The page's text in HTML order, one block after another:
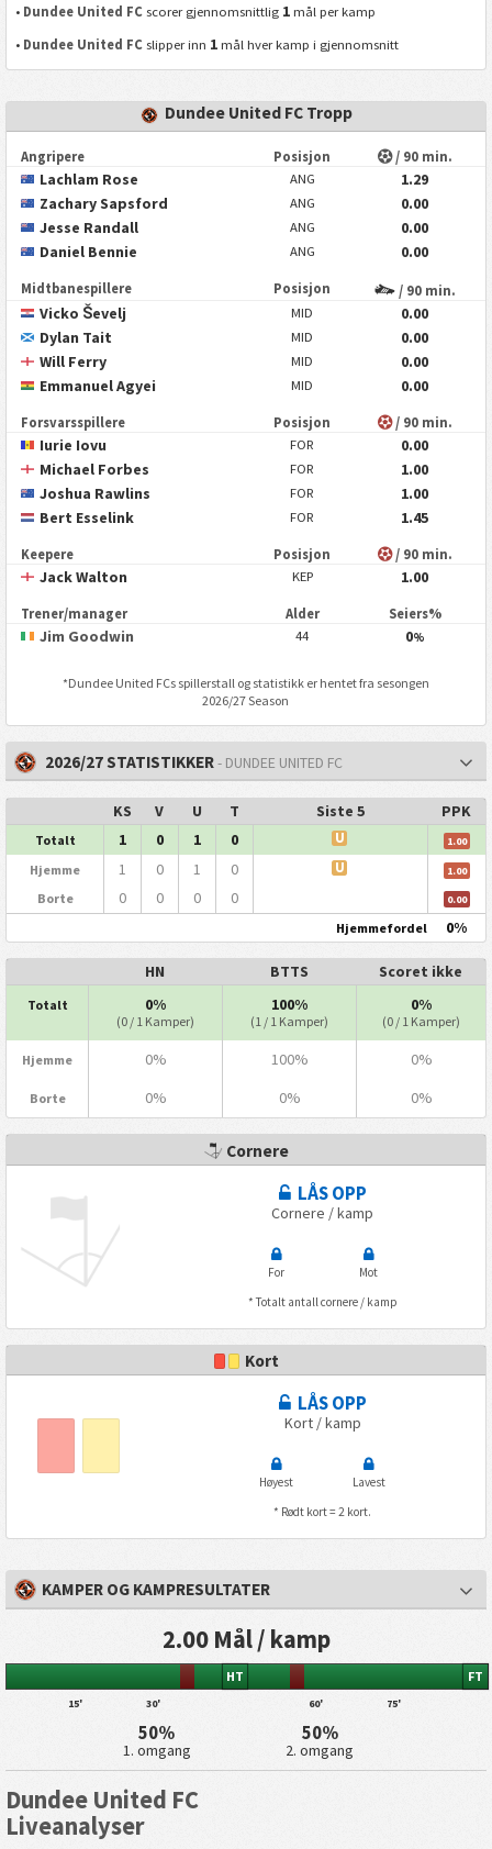
• Dundee United FC scorer gjennomsnittlig 1 mål per kamp
• Dundee United FC slipper inn 1 mål hver kamp i gjennomsnitt
Dundee United FC Tropp
Angripere Posisjon / 90 min.
Lachlam Rose ANG
1.29
Zachary Sapsford
ANG
0.00
Jesse Randall
ANG
0.00
Daniel Bennie
ANG 0.00
Midtbanespillere Posisjon / 90 min.
Vicko Ševelj MID
0.00
Dylan Tait
MID
0.00
Will Ferry
MID
0.00
Emmanuel Agyei
MID 0.00
Forsvarsspillere Posisjon / 90 min.
Iurie Iovu FOR
0.00
Michael Forbes
FOR
1.00
Joshua Rawlins
FOR
1.00
Bert Esselink
FOR 1.45
Keepere Posisjon / 90 min.
Jack Walton KEP 1.00
Trener/manager Alder Seiers%
Jim Goodwin 44 0%
*Dundee United FCs spillerstall og statistikk er hentet fra sesongen
2026/27 Season
2026/27 STATISTIKKER- DUNDEE UNITED FC
KS V U T Siste 5 PPK
Totalt 1 0 1 0 U 1.00
Hjemme 1 0 1 0 U 1.00
Borte 0 0 0 0 0.00
Hjemmefordel 0%
HN BTTS Scoret ikke
Totalt 0%
(0 / 1 Kamper)
100%
(1 / 1 Kamper)
0%
(0 / 1 Kamper)
Hjemme 0% 100% 0%
Borte 0% 0% 0%
Cornere
LÅS OPP
Cornere / kamp
For
Mot
* Totalt antall cornere / kamp
Kort
LÅS OPP
Kort / kamp
Høyest
Lavest
* Rødt kort = 2 kort.
KAMPER OG KAMPRESULTATER
2.00 Mål / kamp
15' 30'
HT
60' 75'
FT
50%
1. omgang
50%
2. omgang
Dundee United FC
Liveanalyser